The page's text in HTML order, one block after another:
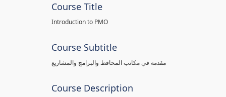
Course Title
Introduction to PMO
Course Subtitle
مقدمة في مكاتب المحافظ والبرامج والمشاريع
Course Description